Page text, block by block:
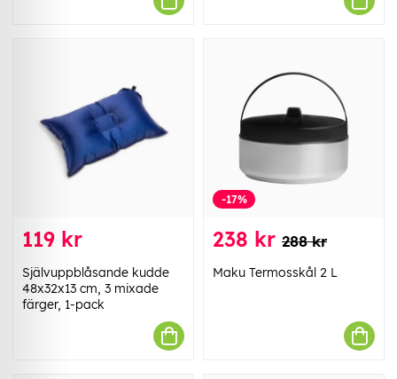
119 kr
Självuppblåsande kudde
48x32x13 cm, 3 mixade
färger, 1-pack
-17%
238 kr 288 kr
Maku Termosskål 2 L